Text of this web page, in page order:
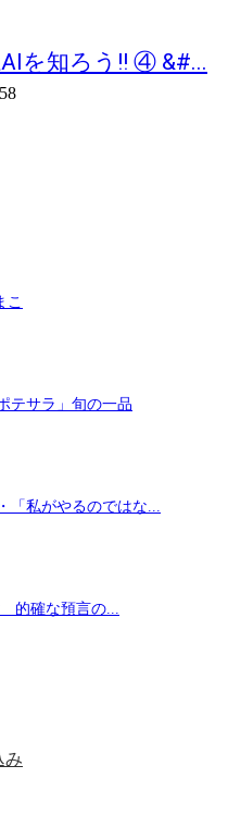
AIを知ろう!! ④ &#...
こ
テサラ」旬の一品
私がやるのではな...
的確な預言の...
み